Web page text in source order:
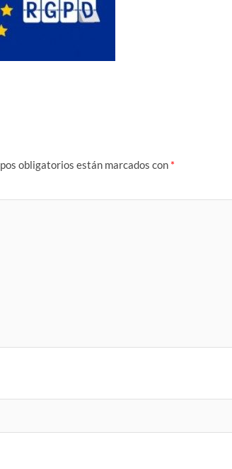
obligatorios están marcados con *